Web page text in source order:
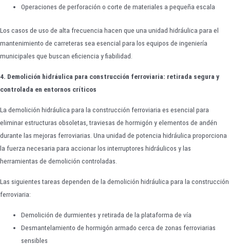
Operaciones de perforación o corte de materiales a pequeña escala
Los casos de uso de alta frecuencia hacen que una unidad hidráulica para el
mantenimiento de carreteras sea esencial para los equipos de ingeniería
municipales que buscan eficiencia y fiabilidad.
4. Demolición hidráulica para construcción ferroviaria: retirada segura y
controlada en entornos críticos
La demolición hidráulica para la construcción ferroviaria es esencial para
eliminar estructuras obsoletas, traviesas de hormigón y elementos de andén
durante las mejoras ferroviarias. Una unidad de potencia hidráulica proporciona
la fuerza necesaria para accionar los interruptores hidráulicos y las
herramientas de demolición controladas.
Las siguientes tareas dependen de la demolición hidráulica para la construcción
ferroviaria:
Demolición de durmientes y retirada de la plataforma de vía
Desmantelamiento de hormigón armado cerca de zonas ferroviarias
sensibles